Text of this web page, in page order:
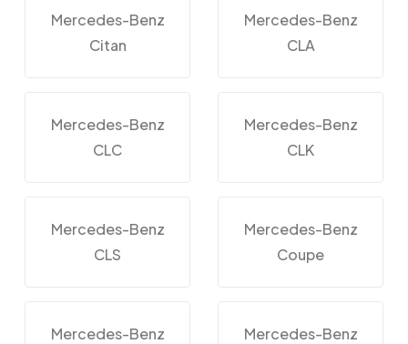
Mercedes-Benz
Citan
Mercedes-Benz
CLA
Mercedes-Benz
CLC
Mercedes-Benz
CLK
Mercedes-Benz
CLS
Mercedes-Benz
Coupe
Mercedes-Benz
Mercedes-Benz